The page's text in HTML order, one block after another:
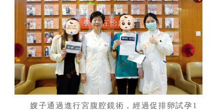
嫂子通過進行宮腹腔鏡術，經過促排卵試孕1